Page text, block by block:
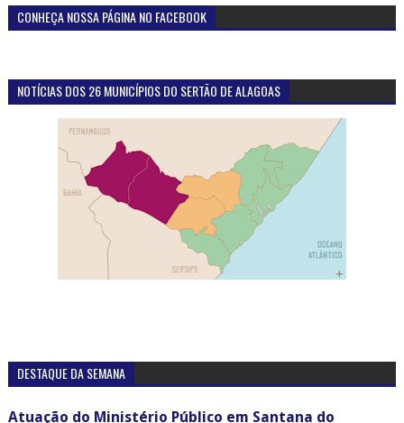
CONHEÇA NOSSA PÁGINA NO FACEBOOK
NOTÍCIAS DOS 26 MUNICÍPIOS DO SERTÃO DE ALAGOAS
DESTAQUE DA SEMANA
Atuação do Ministério Público em Santana do